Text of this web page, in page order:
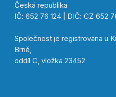
Česká republika
IČ: 652 76 124 | DIČ: CZ 652
Společnost je registrována u
Brně,
oddíl C, vložka 23452